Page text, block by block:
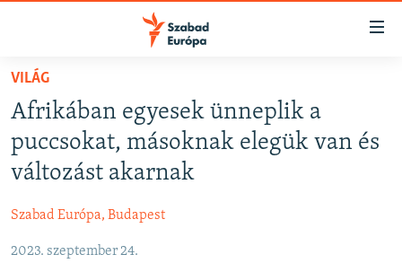
Akadálymentes
Ugrás
fő
oldalra
Ugrás
tartalomjegyzékre
NAPIRENDEN
PODCASTOK
ELEMZŐ
NER15
VILÁG
Afrikában egyesek ünneplik a
puccsokat, másoknak elegük van és
változást akarnak
Szabad Európa, Budapest
2023. szeptember 24.
FELIRATKOZÁS
Spotify